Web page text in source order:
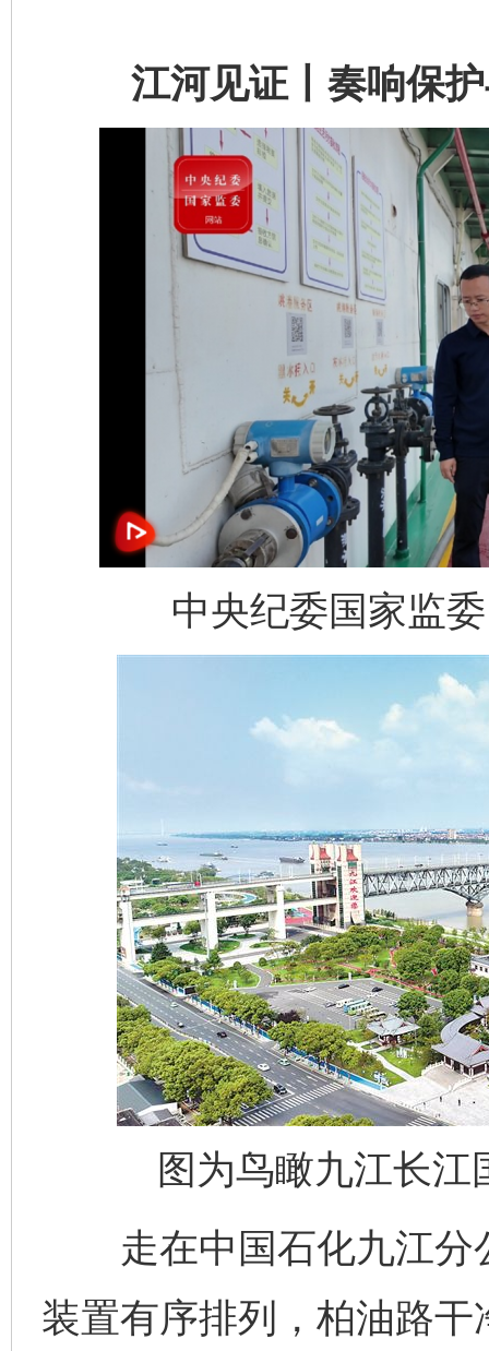
江河见证丨奏响保护
中央纪委国家监
图为鸟瞰九江长
走在中国石化九江分
装置有序排列，柏油路